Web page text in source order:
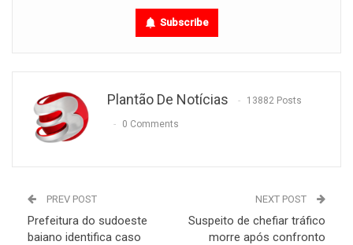
Subscribe
Plantão De Notícias 13882 Posts
0 Comments
PREV POST
Prefeitura do sudoeste
baiano identifica caso
NEXT POST
Suspeito de chefiar tráfico
morre após confronto